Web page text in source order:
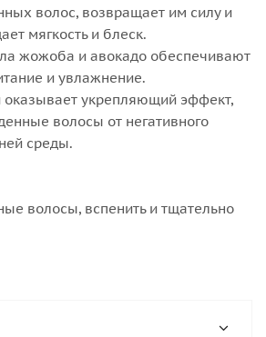
волос, возвращает им силу и
мягкость и блеск.
жожоба и авокадо обеспечивают
и увлажнение.
оказывает укрепляющий эффект,
волосы от негативного
среды.
волосы, вспенить и тщательно